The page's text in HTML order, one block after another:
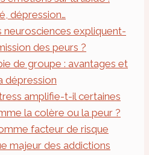
dépression…
neurosciences expliquent-
des peurs ?
de groupe : avantages et
dépression
amplifie-t-il certaines
la colère ou la peur ?
facteur de risque
majeur des addictions